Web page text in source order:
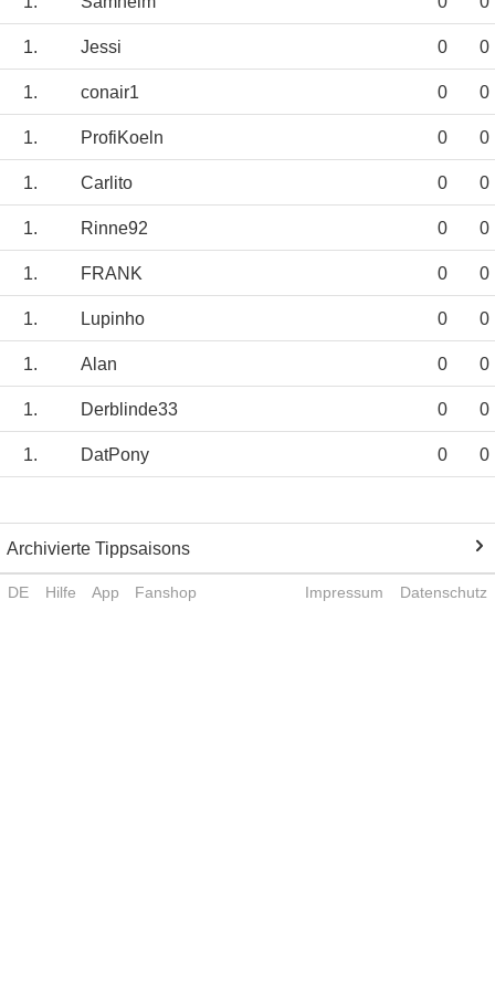
1. Jessi 0 0
1. conair1 0 0
1. ProfiKoeln 0 0
1. Carlito 0 0
1. Rinne92 0 0
1. FRANK 0 0
1. Lupinho 0 0
1. Alan 0 0
1. Derblinde33 0 0
1. DatPony 0 0
Archivierte Tippsaisons
DE Hilfe App Fanshop Impressum Datenschutz